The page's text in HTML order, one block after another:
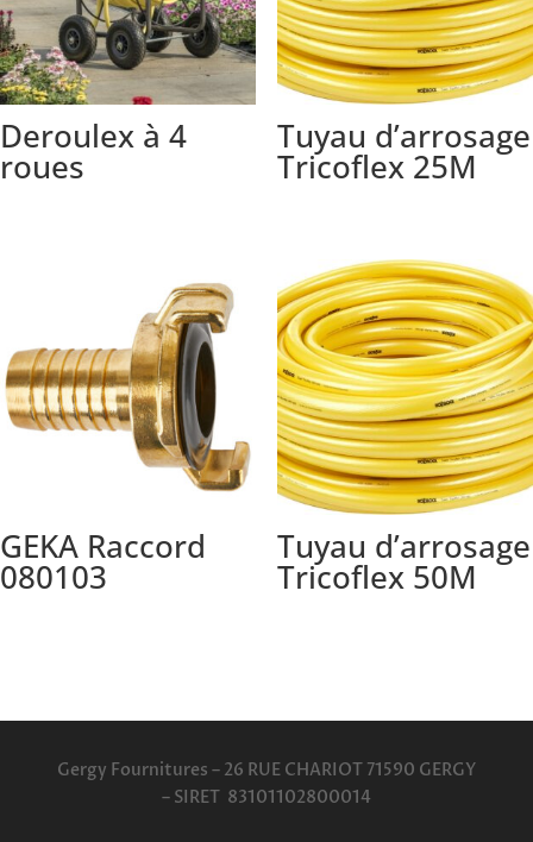
Deroulex à 4
roues
Tuyau d’arrosage
Tricoflex 25M
GEKA Raccord
080103
Tuyau d’arrosage
Tricoflex 50M
Gergy Fournitures – 26 RUE CHARIOT 71590 GERGY
– SIRET 83101102800014